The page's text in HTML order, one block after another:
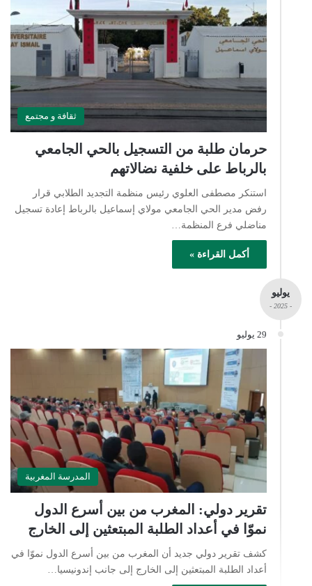
ثقافة و مجتمع
حرمان طلبة من التسجيل بالحي الجامعي
بالرباط على خلفية نضالاتهم
استنكر مصطفى العلوي رئيس منظمة التجديد الطلابي قرار
رفض مدير الحي الجامعي مولاي إسماعيل بالرباط إعادة تسجيل
مناضلي فرع المنظمة…
أكمل القراءة »
يوليو
- 2025 -
29 يوليو
المدرسة المغربية
تقرير دولي: المغرب من بين أسرع الدول
نموّا في أعداد الطلبة المبتعثين إلى الخارج
كشف تقرير دولي جديد أن المغرب من بين أسرع الدول نموّا في
أعداد الطلبة المبتعثين إلى الخارج إلى جانب إندونيسيا…